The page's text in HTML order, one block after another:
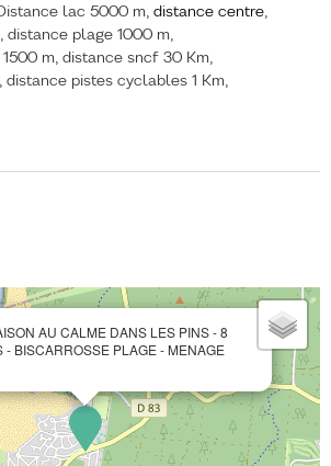
lac 5000 m distance centre
distance plage 1000 m
1500 m distance sncf 30 Km
distance pistes cyclables 1 Km
AU CALME DANS LES PINS - 8
- BISCARROSSE PLAGE - MENAGE